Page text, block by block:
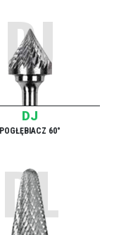
DJ
DJ
POGŁĘBIACZ 60°
DL